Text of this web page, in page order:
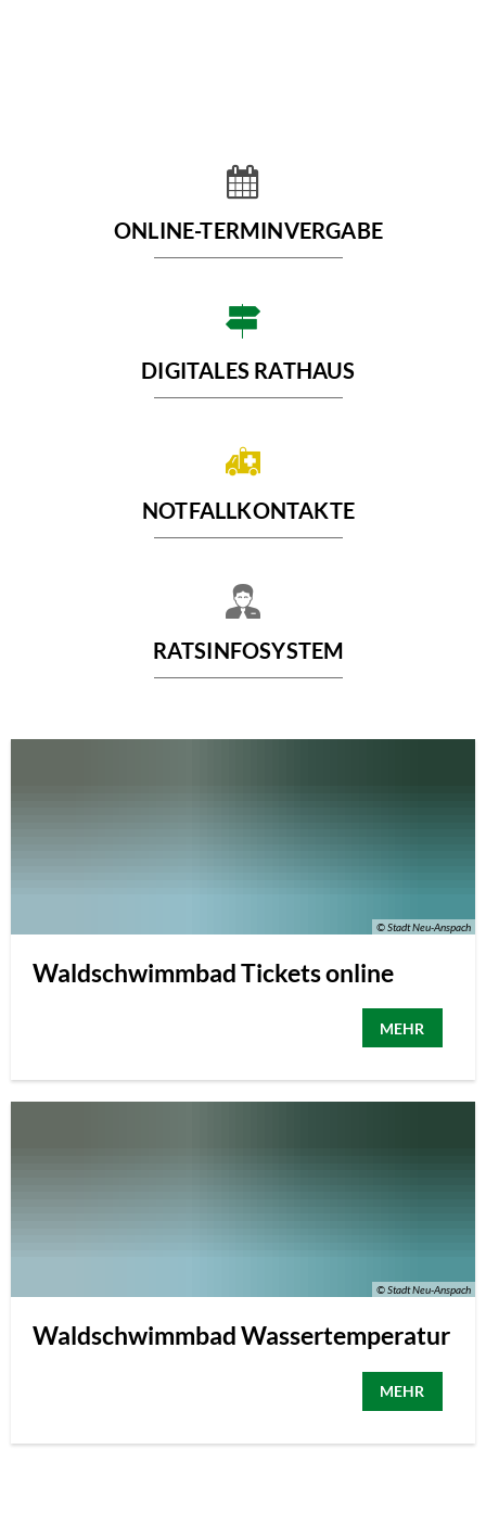
ONLINE-TERMINVERGABE
DIGITALES RATHAUS
NOTFALLKONTAKTE
RATSINFOSYSTEM
© Stadt Neu-Anspach
Waldschwimmbad Tickets online
MEHR
© Stadt Neu-Anspach
Waldschwimmbad Wassertemperatur
MEHR